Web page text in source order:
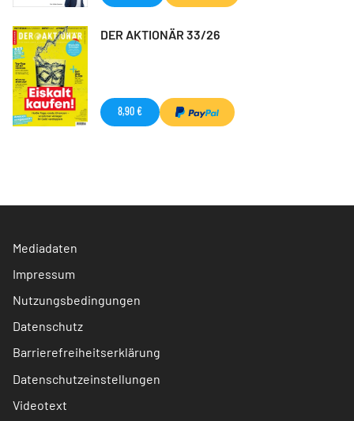
DER AKTIONÄR 33/26
8,90 €
Mediadaten
Impressum
Nutzungsbedingungen
Datenschutz
Barrierefreiheitserklärung
Datenschutzeinstellungen
Videotext